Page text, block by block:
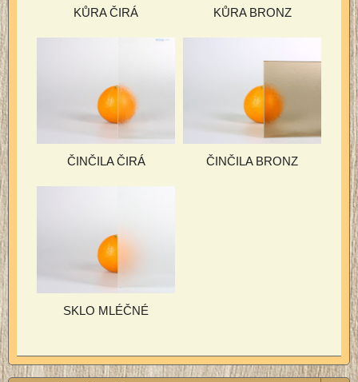
KŮRA ČIRÁ KŮRA BRONZ
ČINČILA ČIRÁ ČINČILA BRONZ
SKLO MLÉČNÉ